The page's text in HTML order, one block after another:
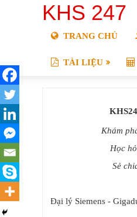
KHS 247
TRANG CHỦ
TÀI LIỆU
Khám
Học
Sẻ
Đại lý Siemens -